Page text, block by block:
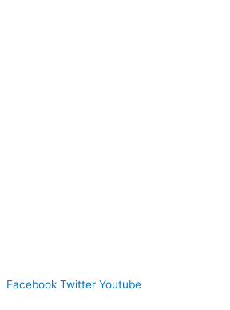
Facebook Twitter Youtube